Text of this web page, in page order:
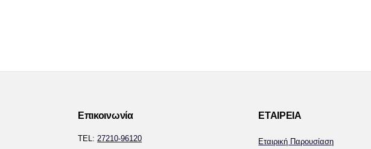
Επικοινωνία
TEL: 27210-96120
ΕΤΑΙΡΕΙΑ
Εταιρική Παρουσίαση